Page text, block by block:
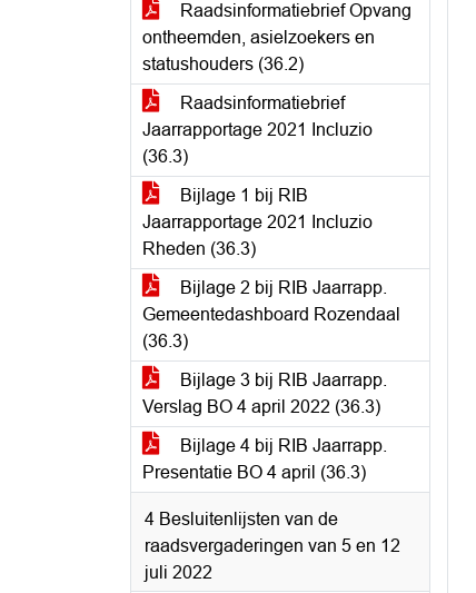
Raadsinformatiebrief Opvang
ontheemden, asielzoekers en
statushouders (36.2)
Raadsinformatiebrief
Jaarrapportage 2021 Incluzio
(36.3)
Bijlage 1 bij RIB
Jaarrapportage 2021 Incluzio
Rheden (36.3)
Bijlage 2 bij RIB Jaarrapp.
Gemeentedashboard Rozendaal
(36.3)
Bijlage 3 bij RIB Jaarrapp.
Verslag BO 4 april 2022 (36.3)
Bijlage 4 bij RIB Jaarrapp.
Presentatie BO 4 april (36.3)
4 Besluitenlijsten van de
raadsvergaderingen van 5 en 12
juli 2022